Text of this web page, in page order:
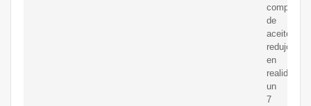
compras
de
aceitese
redujo
en
realidad
un
7